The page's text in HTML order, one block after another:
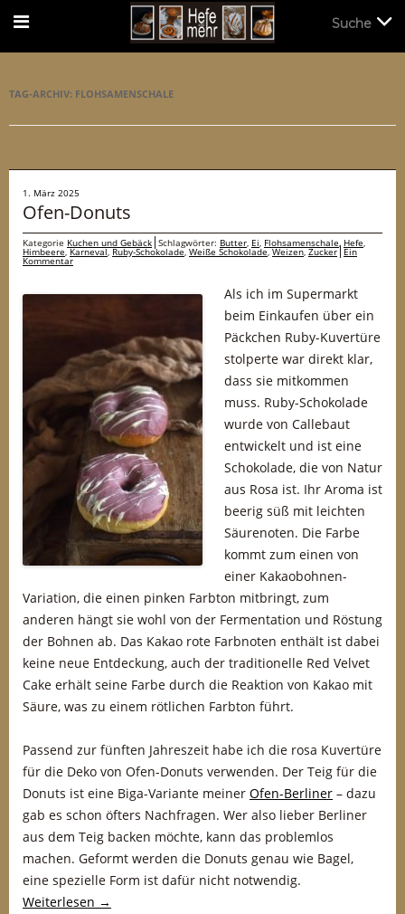
TAG-ARCHIV: FLOHSAMENSCHALE
1. März 2025
Ofen-Donuts
Kategorie Kuchen und Gebäck Schlagwörter: Butter, Ei, Flohsamenschale, Hefe,
Himbeere,Karneval,Ruby-Schokolade, Weiße Schokolade,Weizen,Zucker Ein
Kommentar
Als ich im Supermarkt
beim Einkaufen über ein
Päckchen Ruby-Kuvertüre
stolperte war direkt klar,
dass sie mitkommen
muss. Ruby-Schokolade
wurde von Callebaut
entwickelt und ist eine
Schokolade, die von Natur
aus Rosa ist. Ihr Aroma ist
beerig süß mit leichten
Säurenoten. Die Farbe
kommt zum einen von
einer Kakaobohnen-
Variation, die einen pinken Farbton mitbringt, zum
anderen hängt sie wohl von der Fermentation und Röstung
der Bohnen ab. Das Kakao rote Farbnoten enthält ist dabei
keine neue Entdeckung, auch der traditionelle Red Velvet
Cake erhält seine Farbe durch die Reaktion von Kakao mit
Säure, was zu einem rötlichen Farbton führt.
Passend zur fünften Jahreszeit habe ich die rosa Kuvertüre
für die Deko von Ofen-Donuts verwenden. Der Teig für die
Donuts ist eine Biga-Variante meiner Ofen-Berliner – dazu
gab es schon öfters Nachfragen. Wer also lieber Berliner
aus dem Teig backen möchte, kann das problemlos
machen. Geformt werden die Donuts genau wie Bagel,
eine spezielle Form ist dafür nicht notwendig.
Weiterlesen →
Suche
Suche